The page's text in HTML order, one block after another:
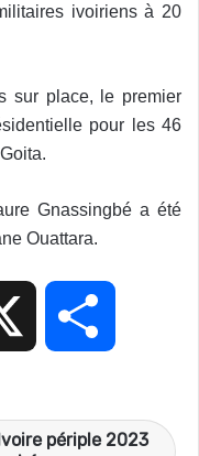
ivoiriens à 20
sur place, le premier
pour les 46
Gnassingbé a été
Ouattara.
périple 2023